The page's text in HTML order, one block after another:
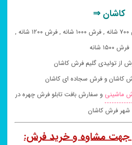
کاشان ⇒
فرش ۵۰۰ شانه ورژن , فرش ۷۰۰ شانه , فرش ۱۰۰۰ شانه , فرش ۱۲۰۰ شانه ,
فرش ۱۵۰۰ شانه
از تولیدی گلیم فرش کاشان
کاشان و فرش سجاده ای کاشان
ماشینی و سفارش بافت تابلو فرش چهره در
شهر فرش کاشان
جهت مشاوه و خرید فرش: